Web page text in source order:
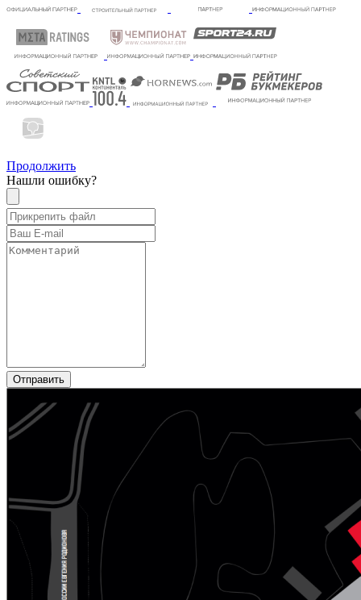
Продолжить
Нашли ошибку?